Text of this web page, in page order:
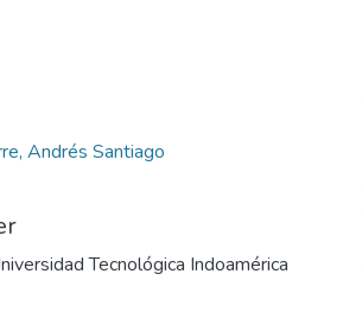
Andrés Santiago
Tecnológica Indoamérica